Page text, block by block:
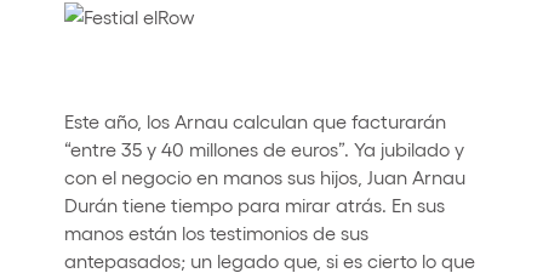
Este año, los Arnau calculan que facturarán
“entre 35 y 40 millones de euros”. Ya jubilado y
con el negocio en manos sus hijos, Juan Arnau
Durán tiene tiempo para mirar atrás. En sus
manos están los testimonios de sus
antepasados; un legado que, si es cierto lo que